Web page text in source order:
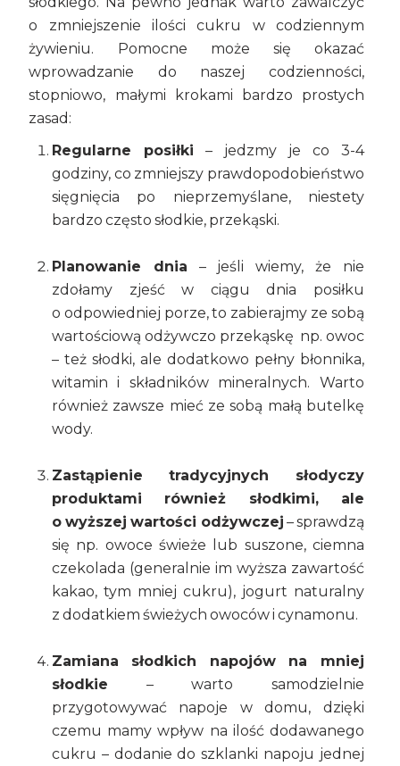
o zmniejszenie ilości cukru w codziennym
żywieniu. Pomocne może się okazać
wprowadzanie do naszej codzienności,
stopniowo, małymi krokami bardzo prostych
zasad:
Regularne posiłki – jedzmy je co 3-4
godziny, co zmniejszy prawdopodobieństwo
sięgnięcia po nieprzemyślane, niestety
bardzo często słodkie, przekąski.
Planowanie dnia – jeśli wiemy, że nie
zdołamy zjeść w ciągu dnia posiłku
o odpowiedniej porze, to zabierajmy ze sobą
wartościową odżywczo przekąskę np. owoc
– też słodki, ale dodatkowo pełny błonnika,
witamin i składników mineralnych. Warto
również zawsze mieć ze sobą małą butelkę
wody.
Zastąpienie tradycyjnych słodyczy
produktami również słodkimi, ale
o wyższej wartości odżywczej – sprawdzą
się np. owoce świeże lub suszone, ciemna
czekolada (generalnie im wyższa zawartość
kakao, tym mniej cukru), jogurt naturalny
z dodatkiem świeżych owoców i cynamonu.
Zamiana słodkich napojów na mniej
słodkie – warto samodzielnie
przygotowywać napoje w domu, dzięki
czemu mamy wpływ na ilość dodawanego
cukru – dodanie do szklanki napoju jednej